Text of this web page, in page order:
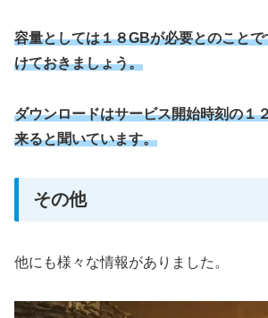
容量としては１８GBが必要とのこと
けておきましょう。
ダウンロードはサービス開始時刻の１
来ると聞いています。
その他
他にも様々な情報がありました。